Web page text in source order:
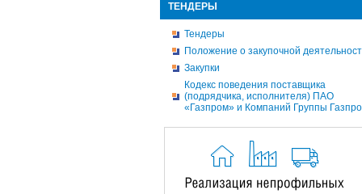
ТЕНДЕРЫ
Тендеры
Положение о закупочной
Закупки
Кодекс поведения поставщика
(подрядчика, исполнителя) ПАО
«Газпром» и Компаний Группы